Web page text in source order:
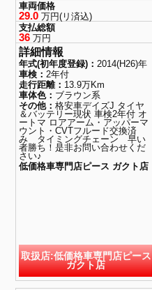
車両価格
29.0 万円(リ済込)
支払総額
36 万円
詳細情報
年式(初年度登録)：2014(H26)年
車検：2年付
走行距離： 13.9万Km
車体色： ブラウン系
その他：格安車デイズJ タイヤ
＆バッテリー現状 車検2年付 オ
ートマ ロアアーム・アッパーマ
ウント・CVTフルード交換済
み タイミングチェーン 早い
者勝ち！是非お問い合わせくだ
さい♪
低価格車専門店ピース ガクト店
取扱店:低価格車専門店ピース
ガクト店